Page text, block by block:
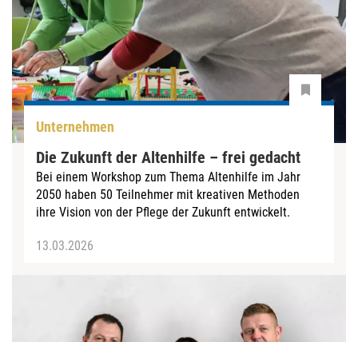
Unternehmen
Die Zukunft der Altenhilfe – frei gedacht
Bei einem Workshop zum Thema Altenhilfe im Jahr
2050 haben 50 Teilnehmer mit kreativen Methoden
ihre Vision von der Pflege der Zukunft entwickelt.
13.03.2026